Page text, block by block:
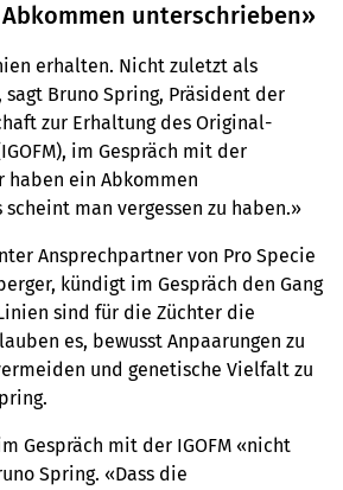
unterschrieben»
erhalten. Nicht zuletzt als
Bruno Spring, Präsident der
zur Erhaltung des Original-
im Gespräch mit der
haben ein Abkommen
man vergessen zu haben.»
Ansprechpartner von Pro Specie
kündigt im Gespräch den Gang
sind für die Züchter die
es, bewusst Anpaarungen zu
und genetische Vielfalt zu
Gespräch mit der IGOFM «nicht
Spring. «Dass die